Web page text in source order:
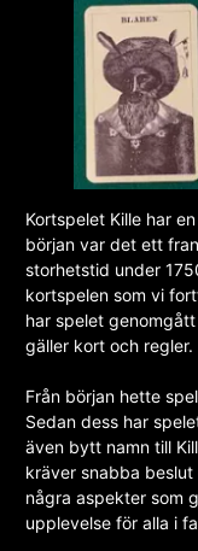
Kortspelet Kille har
början var det ett
storhetstid under
kortspelen som vi
har spelet
gäller kort och regler.
Från början hette
Sedan dess har
även bytt namn till
kräver snabba
några aspekter som
upplevelse för alla i